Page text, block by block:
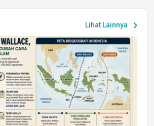
Peluang Kerja dan Magang
Jumat, 17 Jul 2026 22:30
DAERAH
Astra Motor Kalimantan Timur 2 Dukung
Mahasiswa Samarinda dalam Astra
Honda SDGs Future Leaders 2026
Jumat, 10 Jul 2026 19:01
Lihat Lainnya chevron_right